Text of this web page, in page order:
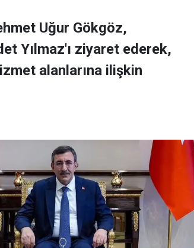
Uğur Gökgöz,
Yılmaz'ı ziyaret ederek,
alanlarına ilişkin